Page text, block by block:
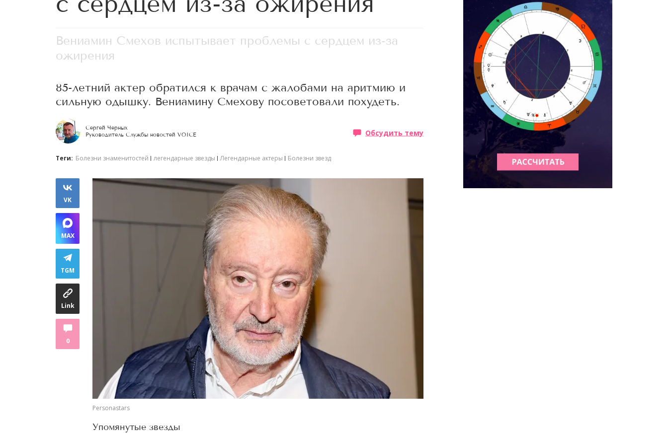
Вениамин Смехов испытывает проблемы с сердцем из-за
ожирения
85-летний актер обратился к врачам с жалобами на аритмию и
сильную одышку. Вениамину Смехову посоветовали похудеть.
Сергей Черных
Руководитель Службы новостей VOICE
Обсудить тему
Теги: Болезни знаменитостей легендарные звезды Легендарные актеры Болезни звезд
VK
MAX
TGM
Link
0
Personastars
Упомянутые звезды